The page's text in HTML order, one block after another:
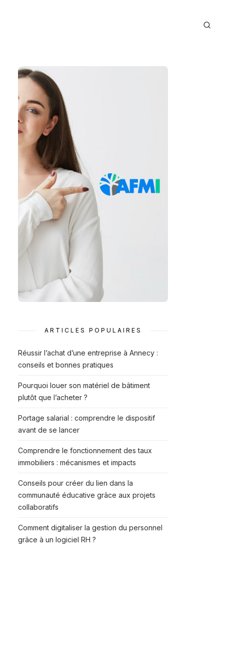
ARTICLES POPULAIRES
Réussir l’achat d’une entreprise à Annecy :
conseils et bonnes pratiques
Pourquoi louer son matériel de bâtiment
plutôt que l’acheter ?
Portage salarial : comprendre le dispositif
avant de se lancer
Comprendre le fonctionnement des taux
immobiliers : mécanismes et impacts
Conseils pour créer du lien dans la
communauté éducative grâce aux projets
collaboratifs
Comment digitaliser la gestion du personnel
grâce à un logiciel RH ?